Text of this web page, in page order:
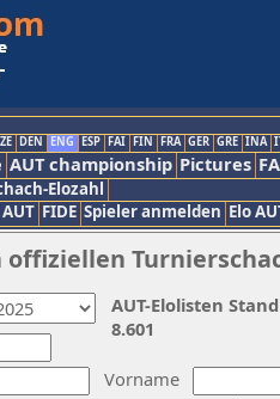
DEN ENG ESP FAI FIN FRA GER GRE INA
AUT championship Pictures
Elozahl
FIDE Spieler anmelden Elo
Vorname
AUT-Elolisten
8.601